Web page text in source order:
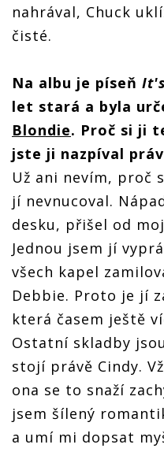
nahrával, Chuck
čisté.
Na albu je píseň
let stará a byla
Blondie. Proč si ji
jste ji nazpíval
Už ani nevím, proč
jí nevnucoval.
desku, přišel od
Jednou jsem jí
všech kapel
Debbie. Proto je jí
která časem ještě
Ostatní skladby
stojí právě Cindy.
ona se to snaží
jsem šílený
a umí mi dopsat